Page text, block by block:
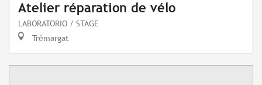
Atelier réparation de vélo
LABORATORIO / STAGE
Trémargat